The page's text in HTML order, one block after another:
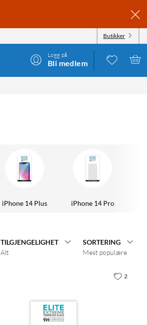
Butikker
Logg på
Bli medlem
iPhone 14 Plus iPhone 14 Pro
TILGJENGELIGHET
Alt
SORTERING
Mest populære
2